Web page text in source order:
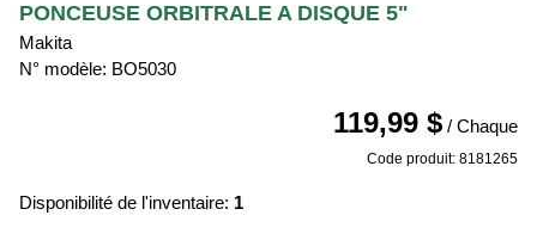
PONCEUSE ORBITRALE A DISQUE 5"
Makita
N° modèle: BO5030
119,99 $ / Chaque
Code produit: 8181265
Disponibilité de l'inventaire: 1